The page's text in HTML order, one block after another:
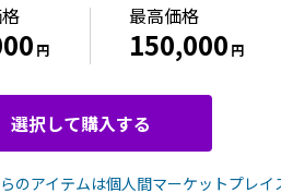
円
最高価格
150,000 円
選択して購入する
のアイテムは個人間マーケットプレイ